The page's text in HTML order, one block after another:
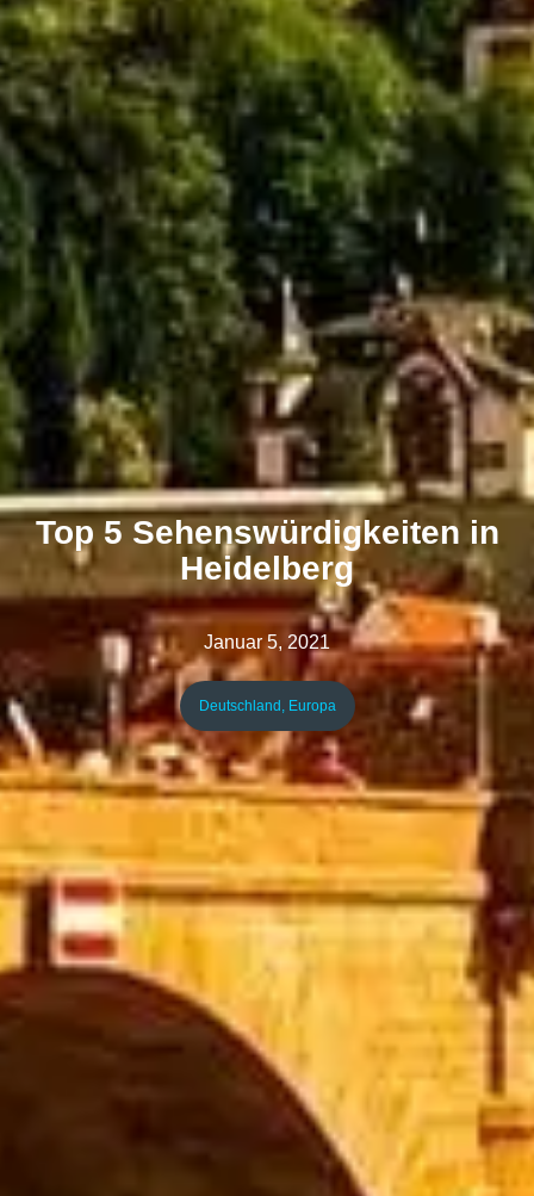
Top 5 Sehenswürdigkeiten in
Heidelberg
Januar 5, 2021
Deutschland , Europa